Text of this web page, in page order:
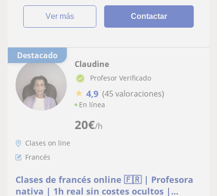
ver más Contactar
Destacado
20€/h
Claudine
Profesor Verificado
★ 4,9 (45 valoraciones)
En línea
Clases on line
Francés
Clases de francés online 🇫🇷 | Profesora
nativa | 1h real sin costes ocultos |